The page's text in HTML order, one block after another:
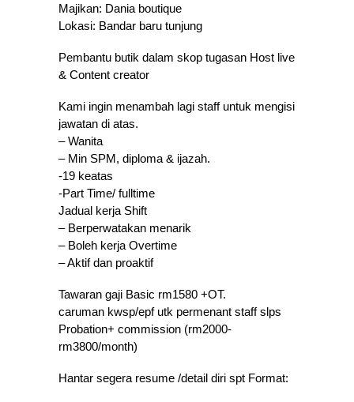
Majikan: Dania boutique
Lokasi: Bandar baru tunjung
Pembantu butik dalam skop tugasan Host live
& Content creator
Kami ingin menambah lagi staff untuk mengisi
jawatan di atas.
– Wanita
– Min SPM, diploma & ijazah.
-19 keatas
-Part Time/ fulltime
Jadual kerja Shift
– Berperwatakan menarik
– Boleh kerja Overtime
– Aktif dan proaktif
Tawaran gaji Basic rm1580 +OT.
caruman kwsp/epf utk permenant staff slps
Probation+ commission (rm2000-
rm3800/month)
Hantar segera resume /detail diri spt Format: